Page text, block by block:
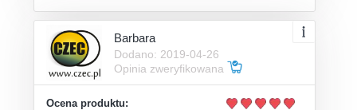
Barbara
Dodano: 2019-04-26
Opinia zweryfikowana
Ocena produktu: